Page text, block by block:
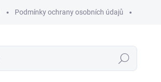
Podmínky ochrany osobních údajů
Hledat